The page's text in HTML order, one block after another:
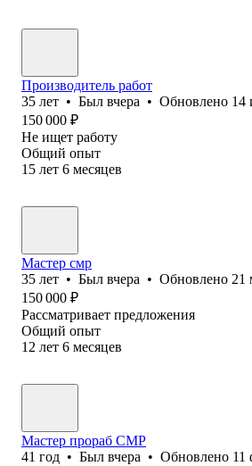
Производитель работ
35 лет • Был вчера • Обновлено 14
150 000 ₽
Не ищет работу
Общий опыт
15 лет 6 месяцев
Мастер смр
35 лет • Был вчера • Обновлено 21
150 000 ₽
Рассматривает предложения
Общий опыт
12 лет 6 месяцев
Мастер прораб СМР
41 год • Был вчера • Обновлено 11